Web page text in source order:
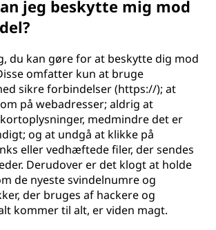
jeg beskytte mig mod
du kan gøre for at beskytte dig mod
omfatter kun at bruge
sikre forbindelser (https://); at
på webadresser; aldrig at
medmindre det er
og at undgå at klikke på
eller vedhæftede filer, der sendes
Derudover er det klogt at holde
de nyeste svindelnumre og
der bruges af hackere og
kommer til alt, er viden magt.